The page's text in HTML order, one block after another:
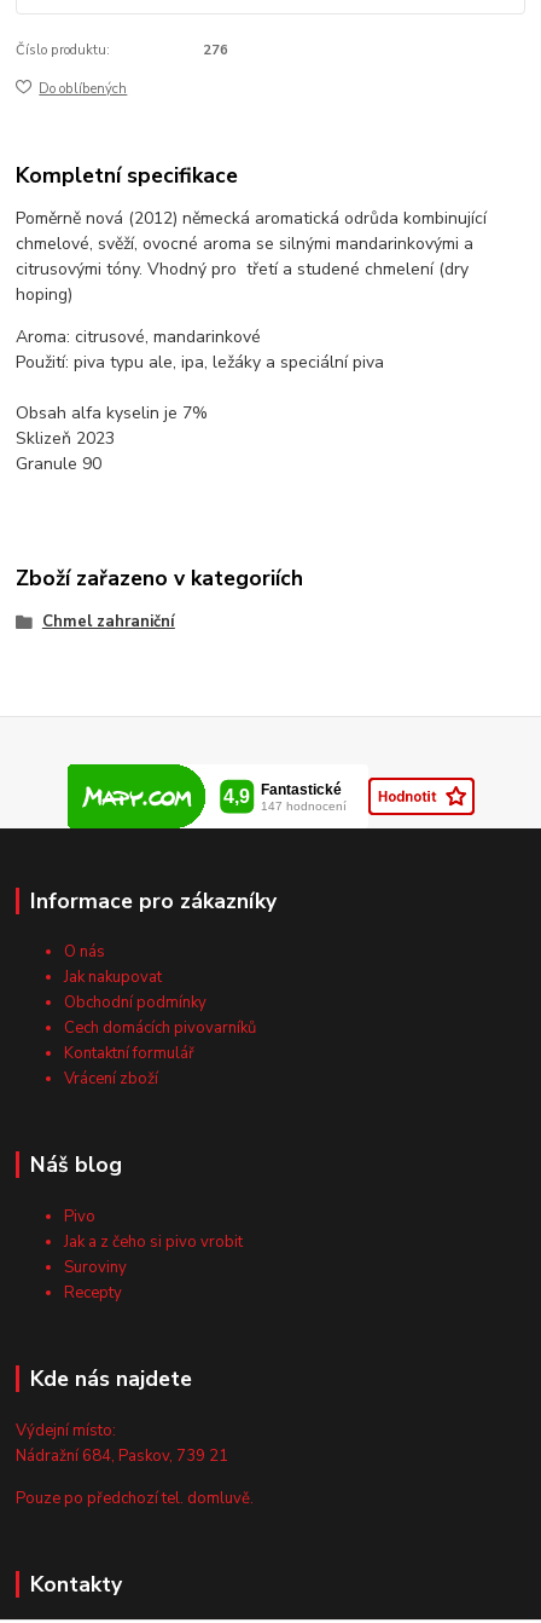
Číslo produktu: 276
Do oblíbených
Kompletní specifikace
Poměrně nová (2012) německá aromatická odrůda kombinující
chmelové, svěží, ovocné aroma se silnými mandarinkovými a
citrusovými tóny. Vhodný pro třetí a studené chmelení (dry
hoping)
Aroma: citrusové, mandarinkové
Použití: piva typu ale, ipa, ležáky a speciální piva
Obsah alfa kyselin je 7%
Sklizeň 2023
Granule 90
Zboží zařazeno v kategoriích
Chmel zahraniční
Informace pro zákazníky
O nás
Jak nakupovat
Obchodní podmínky
Cech domácích pivovarníků
Kontaktní formulář
Vrácení zboží
Náš blog
Pivo
Jak a z čeho si pivo vrobit
Suroviny
Recepty
Kde nás najdete
Výdejní místo:
Nádražní 684, Paskov, 739 21
Pouze po předchozí tel. domluvě.
Kontakty